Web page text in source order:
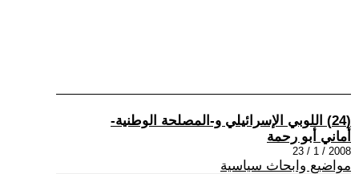
(24) اللوبي الإسرائيلي و-المصلحة الوطنية-
أماني أبو رحمة
2008 / 1 / 23
مواضيع وابحاث سياسية